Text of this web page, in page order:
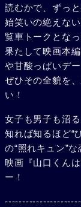
読むかで、ずっ
始笑いの絶えな
覧車トークとなっ
果たして映画本
や甘酸っぱいデ
ぜひその全貌を
い！
女子も男子も沼
知れば知るほど“
の“照れキュン”な
映画『山口くん
ー！